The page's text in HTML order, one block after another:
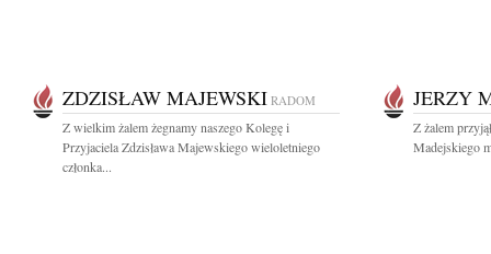
ZDZISŁAW MAJEWSKI RADOM
Z wielkim żalem żegnamy naszego Kolegę i
Przyjaciela Zdzisława Majewskiego wieloletniego
członka...
JERZY
Z żalem
Madejskiego